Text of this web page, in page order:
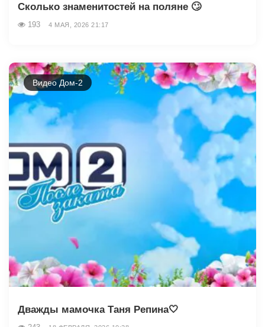
Сколько знаменитостей на поляне 🙄
193 4 МАЯ, 2026 21:17
Видео Дом-2
Дважды мамочка Таня Репина🤍